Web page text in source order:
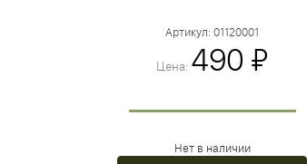
Артикул:01120001
Цена: 490 ₽
Нет в наличии